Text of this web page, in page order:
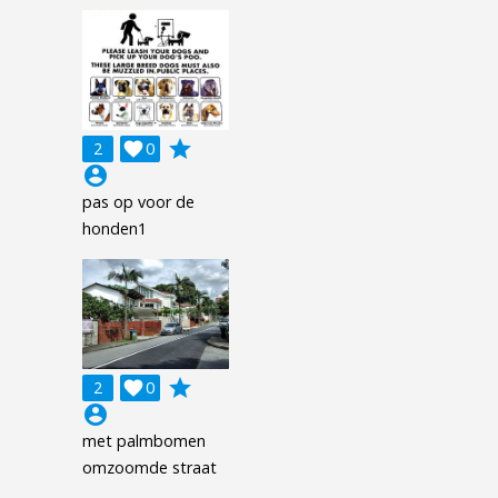
2 0

grade
account_circle
pas op voor de
honden1
2 0

grade
account_circle
met palmbomen
omzoomde straat